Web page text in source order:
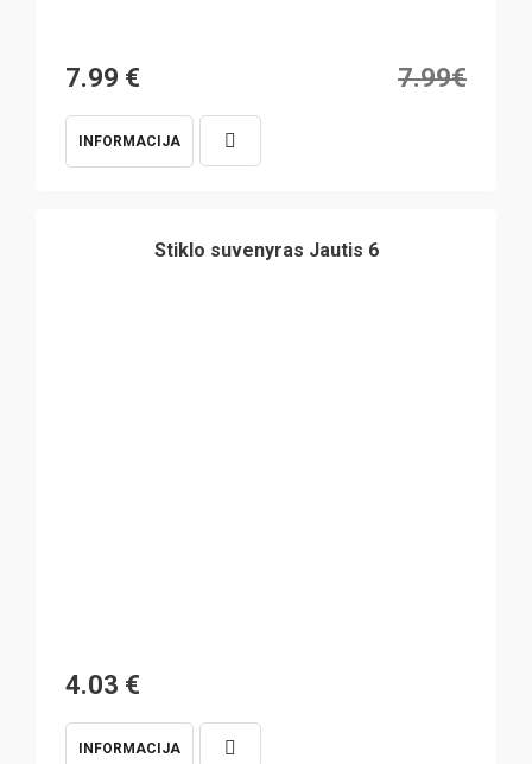
7.99€
Original
price
was:
7.99 €
price
is:
INFORMACIJA
Stiklo suvenyras Jautis 6
4.03 €
INFORMACIJA